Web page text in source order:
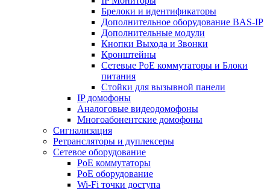
Брелоки и идентификаторы
Дополнительное оборудование BAS-IP
Дополнительные модули
Кнопки Выхода и Звонки
Кронштейны
Сетевые PoE коммутаторы и Блоки
питания
Стойки для вызывной панели
IP домофоны
Аналоговые видеодомофоны
Многоабонентские домофоны
Сигнализация
Ретрансляторы и дуплексеры
Сетевое оборудование
PoE коммутаторы
PoE оборудование
Wi-Fi точки доступа